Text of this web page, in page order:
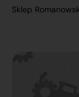
Sklep